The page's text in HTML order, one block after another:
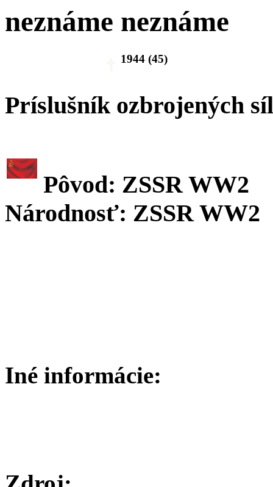
neznáme neznáme
1944 (45)
Príslušník ozbrojených síl
Pôvod: ZSSR WW2
Národnosť: ZSSR WW2
Iné informácie: